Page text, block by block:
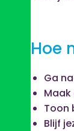
Hoe
Ga
Toon
Blijf